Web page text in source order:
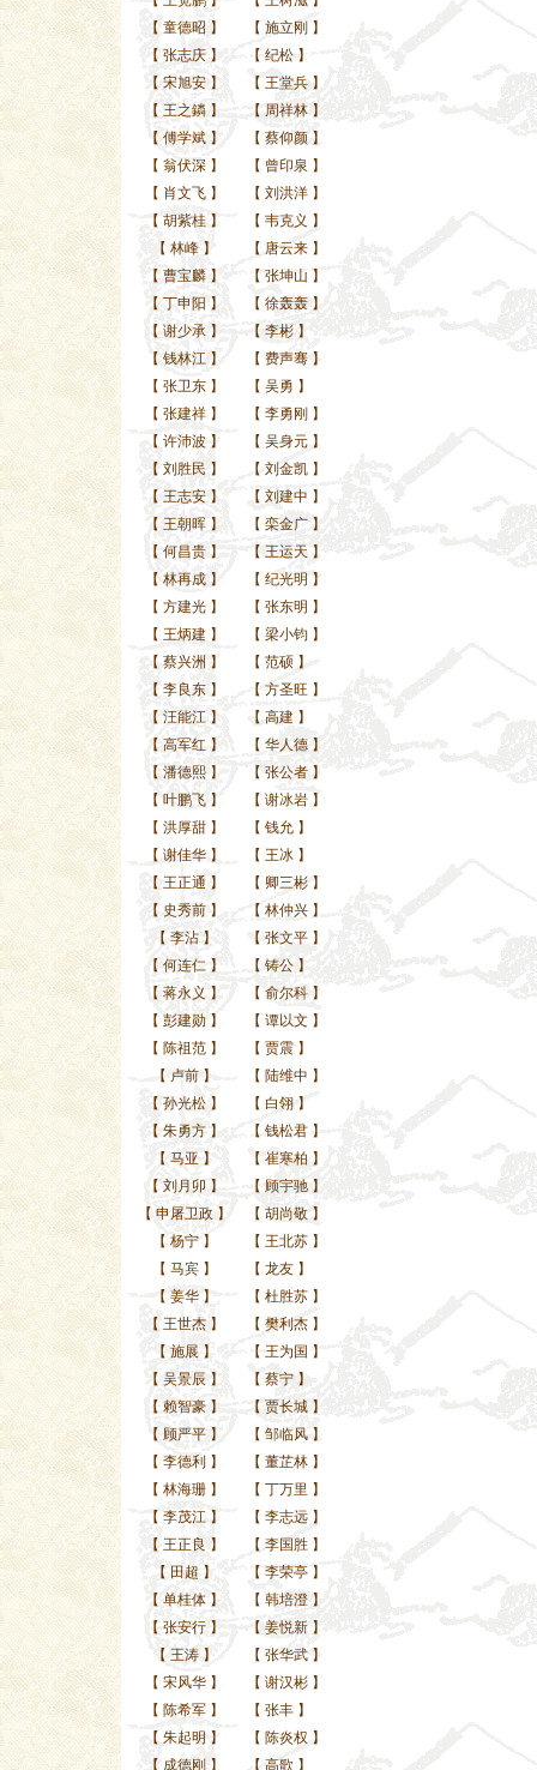
【 童德昭 】 【 施立刚 】
【 张志庆】 【 纪松 】
【 宋旭安】 【 王堂兵 】
【 王之鏻】 【 周祥林 】
【 傅学斌】 【 蔡仰颜 】
【 翁伏深】 【 曾印泉 】
【 肖文飞】 【 刘洪洋 】
【 胡紫桂】 【 韦克义 】
【 林峰】 【 唐云来 】
【 曹宝麟】 【 张坤山 】
【 丁申阳 】 【 徐轰轰 】
【 谢少承】 【 李彬 】
【 钱林江】 【 费声骞 】
【 张卫东】 【 吴勇 】
【 张建祥】 【 李勇刚 】
【 许沛波】 【 吴身元 】
【 刘胜民 】 【 刘金凯 】
【 王志安】 【 刘建中 】
【 王朝晖】 【 栾金广 】
【 何昌贵】 【 王运天 】
【 林再成】 【 纪光明 】
【 方建光】 【 张东明 】
【 王炳建】 【 梁小钧 】
【 蔡兴洲 】 【 范硕 】
【 李良东】 【 方圣旺 】
【 汪能江】 【 高建 】
【 高军红 】 【 华人德 】
【 潘德熙】 【 张公者 】
【 叶鹏飞】 【 谢冰岩 】
【 洪厚甜】 【 钱允 】
【 谢佳华】 【 王冰 】
【 王正通 】 【 卿三彬 】
【 史秀前】 【 林仲兴 】
【 李沾】 【 张文平 】
【 何连仁】 【 铸公 】
【 蒋永义 】 【 俞尔科 】
【 彭建勋】 【 谭以文 】
【 陈祖范】 【 贾震 】
【 卢前】 【 陆维中 】
【 孙光松】 【 白翎 】
【 朱勇方】 【 钱松君 】
【 马亚 】 【 崔寒柏 】
【 刘月卯 】 【 顾宇驰 】
【 申屠卫政】 【 胡尚敬 】
【 杨宁】 【 王北苏 】
【 马宾】 【 龙友 】
【 姜华】 【 杜胜苏 】
【 王世杰】 【 樊利杰 】
【 施展 】 【 王为国 】
【 吴景辰 】 【 蔡宁 】
【 赖智豪】 【 贾长城 】
【 顾严平】 【 邹临风 】
【 李德利 】 【 董芷林 】
【 林海珊】 【 丁万里 】
【 李茂江】 【 李志远 】
【 王正良 】 【 李国胜 】
【 田超 】 【 李荣亭 】
【 单桂体】 【 韩培澄 】
【 张安行】 【 姜悦新 】
【 王涛】 【 张华武 】
【 宋风华】 【 谢汉彬 】
【 陈希军】 【 张丰 】
【 朱起明 】 【 陈炎权 】
【 成德刚 】 【 高歌 】